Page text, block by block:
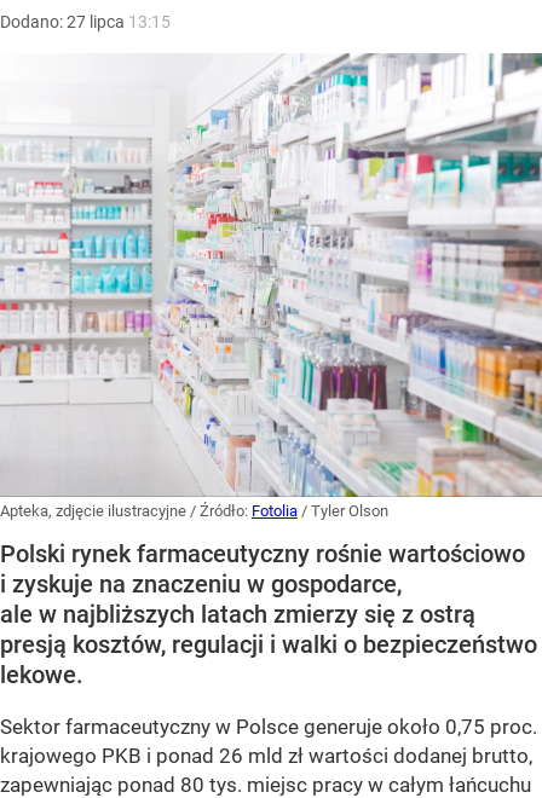
Dodano:27 lipca 13:15
Apteka, zdjęcie ilustracyjne / Źródło: Fotolia / Tyler Olson
Polski rynek farmaceutyczny rośnie wartościowo
i zyskuje na znaczeniu w gospodarce,
ale w najbliższych latach zmierzy się z ostrą
presją kosztów, regulacji i walki o bezpieczeństwo
lekowe.
Sektor farmaceutyczny w Polsce generuje około 0,75 proc.
krajowego PKB i ponad 26 mld zł wartości dodanej brutto,
zapewniając ponad 80 tys. miejsc pracy w całym łańcuchu